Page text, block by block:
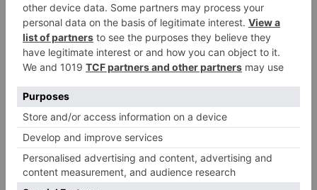
2
Calor y posibles tormentas en
Burgos durante el eclipse del 12
de agosto
3
temporada 2026/27
4
El Burgos CF anuncia que Álex
Lizancos ha sido operado con
éxito del menisco de su rodilla